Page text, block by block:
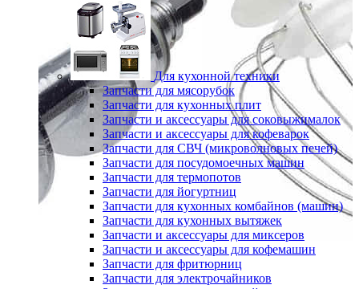
Для кухонной техники
Запчасти для мясорубок
Запчасти для кухонных плит
Запчасти и аксессуары для соковыжималок
Запчасти и аксессуары для кофеварок
Запчасти для СВЧ (микроволновых печей)
Запчасти для посудомоечных машин
Запчасти для термопотов
Запчасти для йогуртниц
Запчасти для кухонных комбайнов (машин)
Запчасти для кухонных вытяжек
Запчасти и аксессуары для миксеров
Запчасти и аксессуары для кофемашин
Запчасти для фритюрниц
Запчасти для электрочайников